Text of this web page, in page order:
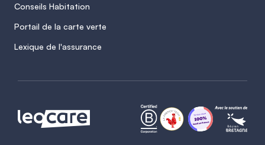
Conseils Habitation
Portail de la carte verte
Lexique de l'assurance